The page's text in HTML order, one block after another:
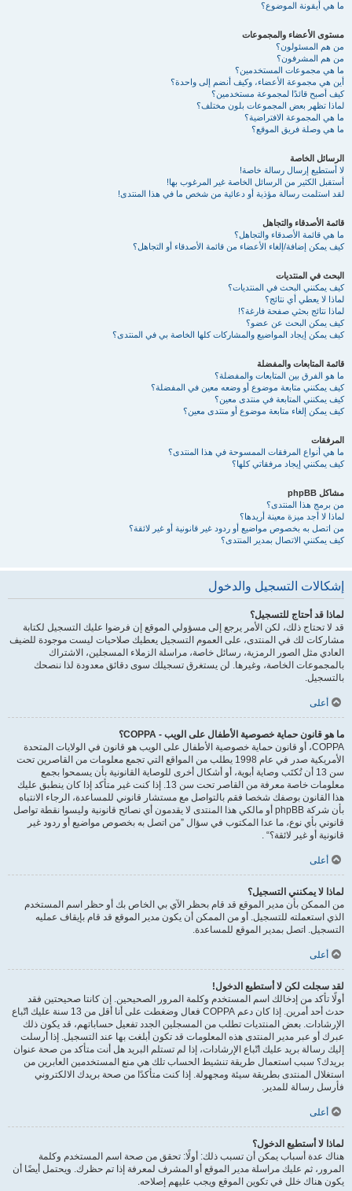
ما هي أيقونة الموضوع؟
مستوى الأعضاء والمجموعات
من هم المسئولون؟
من هم المشرفون؟
ما هي مجموعات المستخدمين؟
أين هي مجموعة الأعضاء، وكيف أنضم إلى واحدة؟
كيف أصبح قائدًا لمجموعة مستخدمين؟
لماذا تظهر بعض المجموعات بلون مختلف؟
ما هي المجموعة الافتراضية؟
ما هي وصلة فريق الموقع؟
الرسائل الخاصة
لا أستطيع إرسال رسالة خاصة!
أستقبل الكثير من الرسائل الخاصة غير المرغوب بها!
لقد استلمت رسالة مؤذية أو دعائية من شخص ما في هذا المنتدى!
قائمة الأصدقاء والتجاهل
ما هي قائمة الأصدقاء والتجاهل؟
كيف يمكن إضافة/إلغاء الأعضاء من قائمة الأصدقاء أو التجاهل؟
البحث في المنتديات
كيف يمكنني البحث في المنتديات؟
لماذا لا يعطي أي نتائج؟
لماذا نتائج بحثي صفحة فارغة؟!
كيف يمكن البحث عن عضو؟
كيف يمكن إيجاد المواضيع والمشاركات كلها الخاصة بي في المنتدى؟
قائمة المتابعات والمفضلة
ما هو الفرق بين المتابعات والمفضلة؟
كيف يمكنني متابعة موضوع أو وضعه معين في المفضلة؟
كيف يمكنني المتابعة في منتدى معين؟
كيف يمكن إلغاء متابعة موضوع أو منتدى معين؟
المرفقات
ما هي أنواع المرفقات الممسوحة في هذا المنتدى؟
كيف يمكنني إيجاد مرفقاتي كلها؟
مشاكل phpBB
من برمج هذا المنتدى؟
لماذا لا أجد ميزة معينة أريدها؟
من اتصل به بخصوص مواضيع أو ردود غير قانونية أو غير لائقة؟
كيف يمكنني الاتصال بمدير المنتدى؟
إشكالات التسجيل والدخول
لماذا قد أحتاج للتسجيل؟
قد لا تحتاج ذلك، لكن الأمر يرجع إلى مسؤولي الموقع إن فرضوا عليك التسجيل لكتابة
مشاركات لك في المنتدى، على العموم التسجيل يعطيك صلاحيات ليست موجودة للضيف
العادي مثل الصور الرمزية، رسائل خاصة، مراسلة الزملاء المسجلين، الاشتراك
بالمجموعات الخاصة، وغيرها. لن يستغرق تسجيلك سوى دقائق معدودة لذا ننصحك
بالتسجيل.
أعلى
ما هو قانون حماية خصوصية الأطفال على الويب - COPPA؟
COPPA، أو قانون حماية خصوصية الأطفال على الويب هو قانون في الولايات المتحدة
الأمريكية صدر في عام 1998 يطلب من المواقع التي تجمع معلومات من القاصرين تحت
سن 13 أن تُكتَب وصاية أبوية، أو أشكال أخرى للوصاية القانونية بأن يسمحوا بجمع
معلومات خاصة معرفة من القاصر تحت سن 13. إذا كنت غير متأكد إذا كان ينطبق عليك
هذا القانون بوصفك شخصا فقم بالتواصل مع مستشار قانوني للمساعدة، الرجاء الانتباه
بأن شركة phpBB أو مالكي هذا المنتدى لا يقدمون أي نصائح قانونية وليسوا نقطة تواصل
قانوني بأي نوع، ما عدا المكتوب في سؤال ”من اتصل به بخصوص مواضيع أو ردود غير
قانونية أو غير لائقة؟“ .
أعلى
لماذا لا يمكنني التسجيل؟
من الممكن بأن مدير الموقع قد قام بحظر الآي بي الخاص بك أو حظر اسم المستخدم
الذي استعملته للتسجيل. أو من الممكن أن يكون مدير الموقع قد قام بإيقاف عمليه
التسجيل. اتصل بمدير الموقع للمساعدة.
أعلى
لقد سجلت لكن لا أستطيع الدخول!
أولًا تأكد من إدخالك اسم المستخدم وكلمة المرور الصحيحين. إن كانتا صحيحتين فقد
حدث أحد أمرين. إذا كان دعم COPPA فعال وضغطت على أنا أقل من 13 سنة عليك اتّباع
الإرشادات. بعض المنتديات تطلب من المسجلين الجدد تفعيل حساباتهم، قد يكون ذلك
عبرك أو عبر مدير المنتدى هذه المعلومات قد تكون أبلغت بها عند التسجيل. إذا أرسلت
إليك رسالة بريد عليك اتّباع الإرشادات، إذا لم تستلم البريد هل أنت متأكد من صحة عنوان
بريدك؟ سبب استعمال طريقة تنشيط الحساب تلك هي منع المستخدمين العابرين من
استغلال المنتدى بطريقة سيئة ومجهولة. إذا كنت متأكدًا من صحة بريدك الالكتروني
فأرسل رسالة للمدير.
أعلى
لماذا لا أستطيع الدخول؟
هناك عدة أسباب يمكن أن تسبب ذلك: أولًا: تحقق من صحة اسم المستخدم وكلمة
المرور، ثم عليك مراسلة مدير الموقع أو المشرف لمعرفة إذا تم حظرك. ويحتمل أيضًا أن
يكون هناك خلل في تكوين الموقع ويجب عليهم إصلاحه.